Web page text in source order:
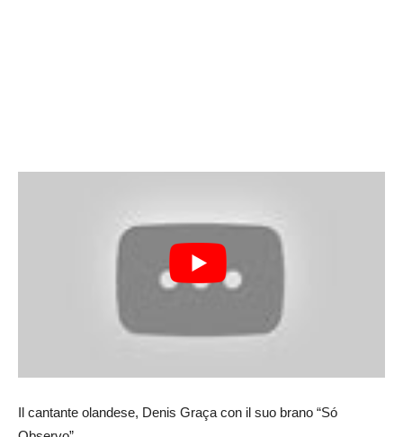
Il cantante olandese, Denis Graça con il suo brano “Só